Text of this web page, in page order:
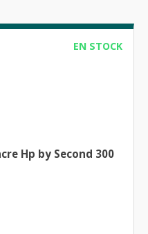
EN STOCK
Hp by Second 300